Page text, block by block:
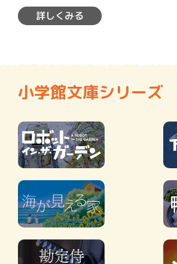
ず、公的…
詳しくみる
小学館文庫シリーズ